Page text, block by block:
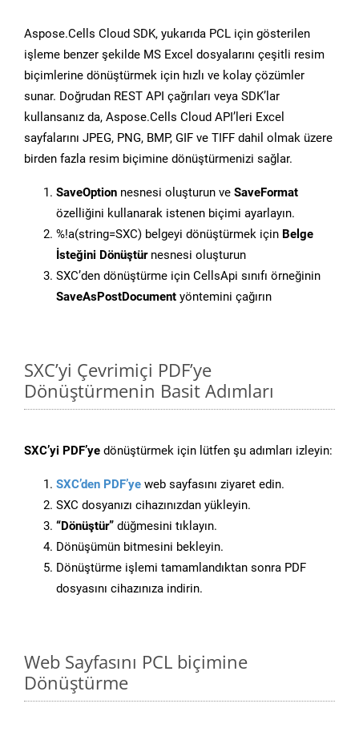
Aspose.Cells Cloud SDK, yukarıda PCL için gösterilen
işleme benzer şekilde MS Excel dosyalarını çeşitli resim
biçimlerine dönüştürmek için hızlı ve kolay çözümler
sunar. Doğrudan REST API çağrıları veya SDK’lar
kullansanız da, Aspose.Cells Cloud API’leri Excel
sayfalarını JPEG, PNG, BMP, GIF ve TIFF dahil olmak üzere
birden fazla resim biçimine dönüştürmenizi sağlar.
SaveOption nesnesi oluşturun ve SaveFormat
özelliğini kullanarak istenen biçimi ayarlayın.
%!a(string=SXC) belgeyi dönüştürmek için Belge
İsteğini Dönüştürnesnesi oluşturun
SXC’den dönüştürme için CellsApi sınıfı örneğinin
SaveAsPostDocument yöntemini çağırın
SXC’yi Çevrimiçi PDF’ye
Dönüştürmenin Basit Adımları
SXC’yi PDF’ye dönüştürmek için lütfen şu adımları izleyin:
SXC’den PDF’ye web sayfasını ziyaret edin.
SXC dosyanızı cihazınızdan yükleyin.
“Dönüştür” düğmesini tıklayın.
Dönüşümün bitmesini bekleyin.
Dönüştürme işlemi tamamlandıktan sonra PDF
dosyasını cihazınıza indirin.
Web Sayfasını PCL biçimine
Dönüştürme